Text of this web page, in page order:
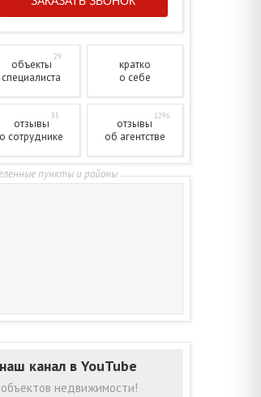
объекты
29
специалиста
кратко
о себе
отзывы
35
о сотруднике
отзывы
1296
об агентстве
канал в YouTube
недвижимости!